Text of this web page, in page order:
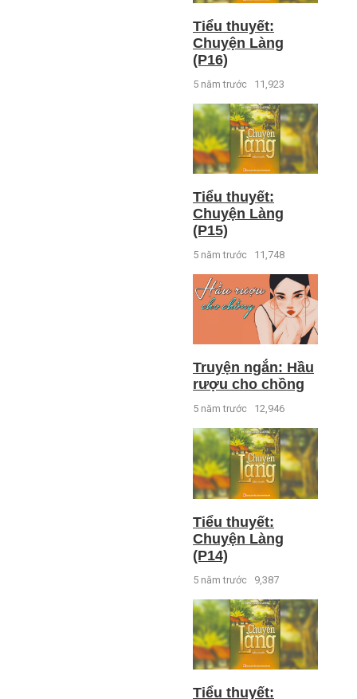
Tiểu thuyết:
Chuyện Làng
(P16)
5 năm trước 11,923
Tiểu thuyết:
Chuyện Làng
(P15)
5 năm trước 11,748
Truyện ngắn: Hầu
rượu cho chồng
5 năm trước 12,946
Tiểu thuyết:
Chuyện Làng
(P14)
5 năm trước 9,387
Tiểu thuyết: